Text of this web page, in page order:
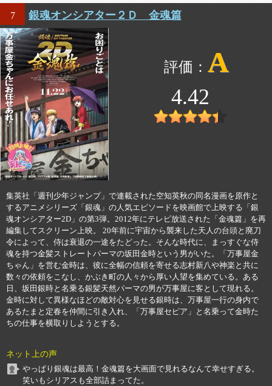
7 銀魂オンシアター２Ｄ 金魂篇
A
4.42
集英社「週刊少年ジャンプ」で連載された空知英秋の同名漫画を原作と
するアニメシリーズ「銀魂」の人気エピソードを映画館で上映する「銀
魂オンシアター2D」の第3弾。2012年にテレビ放送された「金魂篇」を再
編集してスクリーン上映。 20年前に宇宙から襲来した天人の台頭と廃刀
令によって、侍は衰退の一途をたどった。そんな時代に、まっすぐな侍
魂を持つ金髪ストレートパーマの坂田金時という男がいた。「万事屋金
ちゃん」を営む金時は、彼に全幅の信頼を寄せる志村新八や神楽と共に
数々の依頼をこなし、かぶき町の人々から厚い人望を集めている。ある
日、坂田銀時と名乗る銀髪天然パーマの男が万事屋に客として現れる。
金時に対して異様なほどの敵対心を見せる銀時は、万事屋一行の身内で
あるたまと定春を仲間に引き入れ、「万事屋セピア」と名乗って金時た
ちの仕事を横取りしようとする。
ネット上の声
やっぱり銀魂は最高！金魂篇を大画面で見れるなんて幸せすぎる。
笑いもシリアスも全部詰まってた。